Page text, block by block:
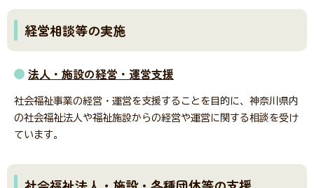
経営相談等の実施
法人・施設の経営・運営支援
社会福祉事業の経営・運営を支援することを目的に、神奈川県内
の社会福祉法人や福祉施設からの経営や運営に関する相談を受け
ています。
神奈川県社協公式SNS
所在地・連絡先